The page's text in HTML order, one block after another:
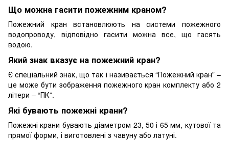
Що можна гасити пожежним краном?
Пожежний кран встановлюють на системи пожежного
водопроводу, відповідно гасити можна все, що гасять
водою.
Який знак вказує на пожежний кран?
Є спеціальний знак, що так і називається “Пожежний кран” –
це може бути зображення пожежного кран комплекту або 2
літери – “ПК”.
Які бувають пожежні крани?
Пожежні крани бувають діаметром 23, 50 і 65 мм, кутової та
прямої форми, і виготовлені з чавуну або латуні.